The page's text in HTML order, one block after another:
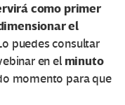
como primer
el
puedes consultar
en el minuto
momento para que